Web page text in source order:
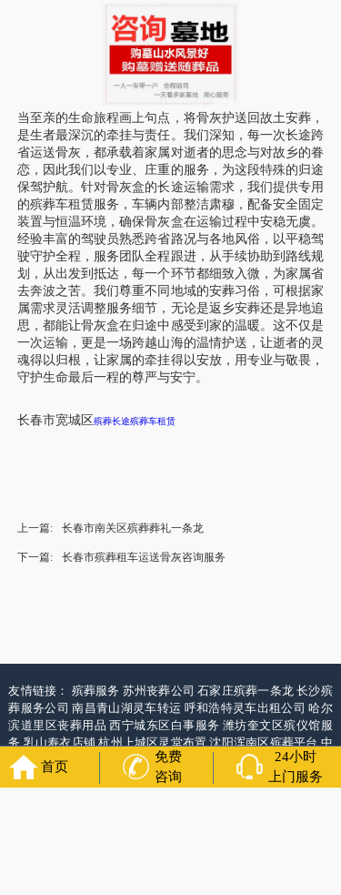
当至亲的生命旅程画上句点，将骨灰护送回故土安葬，
是生者最深沉的牵挂与责任。我们深知，每一次长途跨
省运送骨灰，都承载着家属对逝者的思念与对故乡的眷
恋，因此我们以专业、庄重的服务，为这段特殊的归途
保驾护航。针对骨灰盒的长途运输需求，我们提供专用
的殡葬车租赁服务，车辆内部整洁肃穆，配备安全固定
装置与恒温环境，确保骨灰盒在运输过程中安稳无虞。
经验丰富的驾驶员熟悉跨省路况与各地风俗，以平稳驾
驶守护全程，服务团队全程跟进，从手续协助到路线规
划，从出发到抵达，每一个环节都细致入微，为家属省
去奔波之苦。我们尊重不同地域的安葬习俗，可根据家
属需求灵活调整服务细节，无论是返乡安葬还是异地追
思，都能让骨灰盒在归途中感受到家的温暖。这不仅是
一次运输，更是一场跨越山海的温情护送，让逝者的灵
魂得以归根，让家属的牵挂得以安放，用专业与敬畏，
守护生命最后一程的尊严与安宁。
长春市宽城区殡葬长途殡葬车租赁
上一篇: 长春市南关区殡葬葬礼一条龙
下一篇: 长春市殡葬租车运送骨灰咨询服务
友情链接： 殡葬服务 苏州丧葬公司石家庄殡葬一条龙长沙殡
葬服务公司南昌青山湖灵车转运 呼和浩特灵车出租公司哈尔
滨道里区丧葬用品西宁城东区白事服务潍坊奎文区殡仪馆服
务乳山寿衣店铺杭州上城区灵堂布置沈阳浑南区殡葬平台中
国墓地网中国非急救转运网网站建设 中国殡葬一条龙网中国
救护车网 葬花店 葬花服务网
首页
免费
咨询
24小时
上门服务